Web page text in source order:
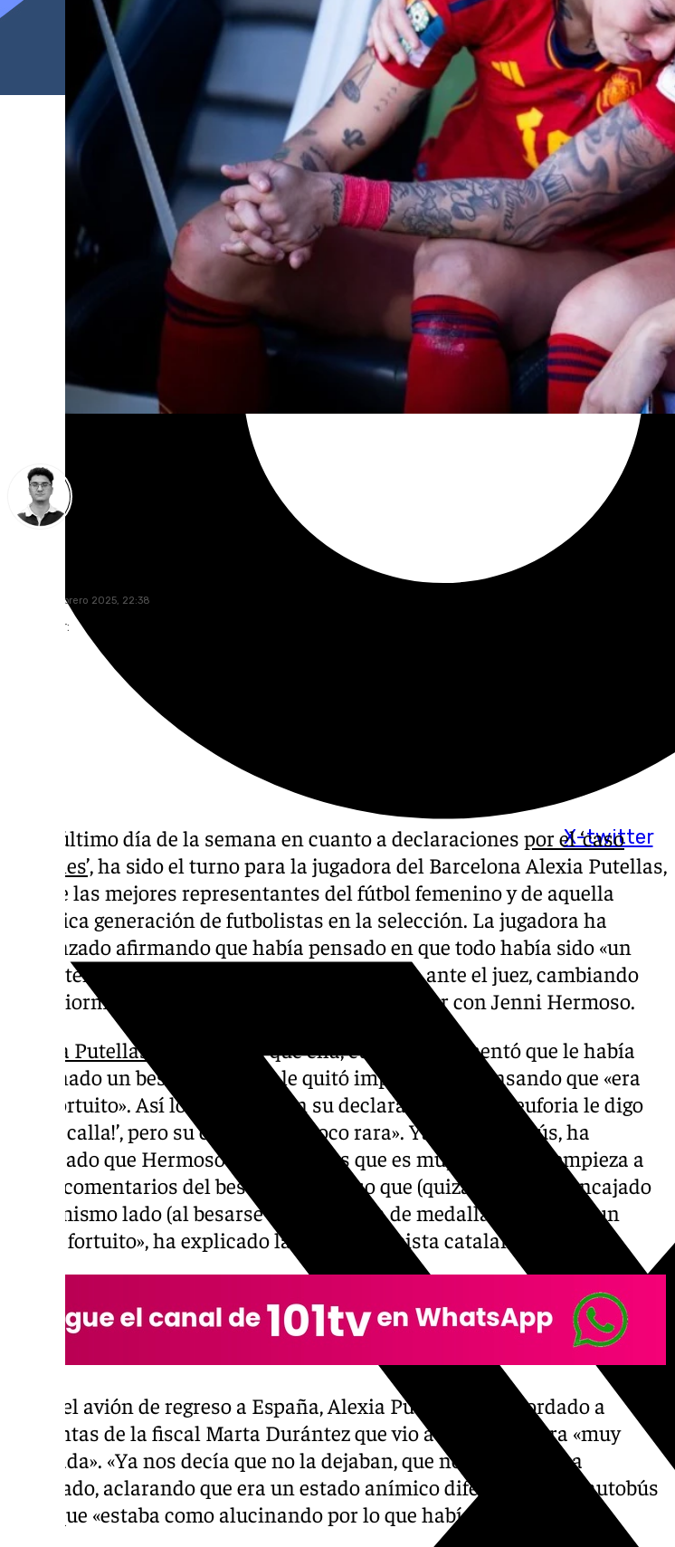
X-twitter
jueves, 6 febrero 2025, 22:38
Compartir:
En el último día de la semana en cuanto a declaraciones por el ‘caso
Rubiales’,ha sido el turno para la jugadora del Barcelona Alexia Putellas,
una de las mejores representantes del fútbol femenino y de aquella
histórica generación de futbolistas en la selección. La jugadora ha
comenzado afirmando que había pensado en que todo había sido «un
malentendido». Así lo expresó la mediocentro ante el juez, cambiando
posteriormente su modo de entender tras hablar con Jenni Hermoso.
Alexia Putellas
ha señalado que ella, cuando le comentó que le había
propinado un beso en la boca, le quitó importancia pensando que «era
algo fortuito». Así lo especificó en su declaración: «En la euforia le digo
‘¡anda calla!’, pero su cara era un poco rara». Ya en el autobús, ha
recordado que Hermoso le dijo «tía, es que es muy fuerte. Se empieza a
hacer comentarios del beso, y ahí pienso que (quizá) hubieran encajado
en el mismo lado (al besarse en la entrega de medallas) y que era un
hecho fortuito», ha explicado la centrocampista catalana.
Ya en el avión de regreso a España, Alexia Putellas ha recordado a
preguntas de la fiscal Marta Durántez que vio a su compañera «muy
agobiada». «Ya nos decía que no la dejaban, que no paraban», ha
apuntado, aclarando que era un estado anímico diferente al del autobús
en el que «estaba como alucinando por lo que había sucedido».